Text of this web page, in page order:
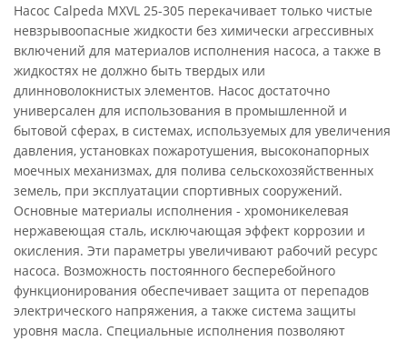
Насос Calpeda MXVL 25-305 перекачивает только чистые
невзрывоопасные жидкости без химически агрессивных
включений для материалов исполнения насоса, а также в
жидкостях не должно быть твердых или
длинноволокнистых элементов. Насос достаточно
универсален для использования в промышленной и
бытовой сферах, в системах, используемых для увеличения
давления, установках пожаротушения, высоконапорных
моечных механизмах, для полива сельскохозяйственных
земель, при эксплуатации спортивных сооружений.
Основные материалы исполнения - хромоникелевая
нержавеющая сталь, исключающая эффект коррозии и
окисления. Эти параметры увеличивают рабочий ресурс
насоса. Возможность постоянного бесперебойного
функционирования обеспечивает защита от перепадов
электрического напряжения, а также система защиты
уровня масла. Специальные исполнения позволяют